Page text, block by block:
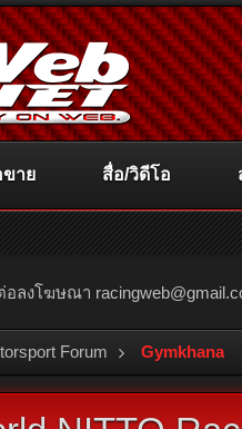
อลงโฆษณา
Forum Gymkhana
าย สื่อ/วิดีโอ